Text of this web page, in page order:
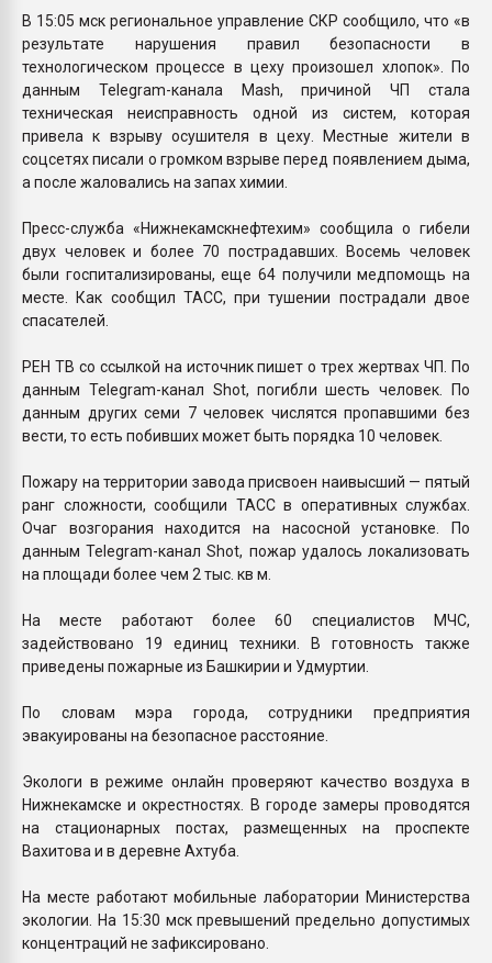
В 15:05 мск региональное управление СКР сообщило, что «в
результате нарушения правил безопасности в
технологическом процессе в цеху произошел хлопок». По
данным Telegram-канала Mash, причиной ЧП стала
техническая неисправность одной из систем, которая
привела к взрыву осушителя в цеху. Местные жители в
соцсетях писали о громком взрыве перед появлением дыма,
а после жаловались на запах химии.
Пресс-служба «Нижнекамскнефтехим» сообщила о гибели
двух человек и более 70 пострадавших. Восемь человек
были госпитализированы, еще 64 получили медпомощь на
месте. Как сообщил ТАСС, при тушении пострадали двое
спасателей.
РЕН ТВ со ссылкой на источник пишет о трех жертвах ЧП. По
данным Telegram-канал Shot, погибли шесть человек. По
данным других семи 7 человек числятся пропавшими без
вести, то есть побивших может быть порядка 10 человек.
Пожару на территории завода присвоен наивысший — пятый
ранг сложности, сообщили ТАСС в оперативных службах.
Очаг возгорания находится на насосной установке. По
данным Telegram-канал Shot, пожар удалось локализовать
на площади более чем 2 тыс. кв м.
На месте работают более 60 специалистов МЧС,
задействовано 19 единиц техники. В готовность также
приведены пожарные из Башкирии и Удмуртии.
По словам мэра города, сотрудники предприятия
эвакуированы на безопасное расстояние.
Экологи в режиме онлайн проверяют качество воздуха в
Нижнекамске и окрестностях. В городе замеры проводятся
на стационарных постах, размещенных на проспекте
Вахитова и в деревне Ахтуба.
На месте работают мобильные лаборатории Министерства
экологии. На 15:30 мск превышений предельно допустимых
концентраций не зафиксировано.